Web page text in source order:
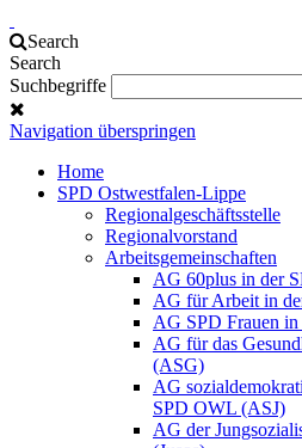
Search
Search
Suchbegriffe
Navigation überspringen
Home
SPD Ostwestfalen-Lippe
Regionalgeschäftsstelle
Regionalvorstand
Arbeitsgemeinschaften
AG 60plus in der
AG für Arbeit in
AG SPD Frauen
AG für das
(ASG)
AG
SPD OWL (ASJ)
AG der